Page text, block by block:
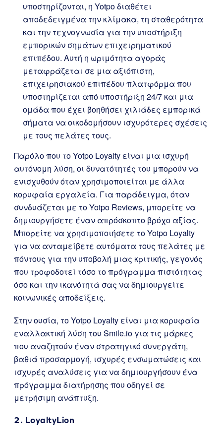
υποστηρίζονται, η Yotpo διαθέτει
αποδεδειγμένα την κλίμακα, τη σταθερότητα
και την τεχνογνωσία για την υποστήριξη
εμπορικών σημάτων επιχειρηματικού
επιπέδου. Αυτή η ωριμότητα αγοράς
μεταφράζεται σε μια αξιόπιστη,
επιχειρησιακού επιπέδου πλατφόρμα που
υποστηρίζεται από υποστήριξη 24/7 και μια
ομάδα που έχει βοηθήσει χιλιάδες εμπορικά
σήματα να οικοδομήσουν ισχυρότερες σχέσεις
με τους πελάτες τους.
Παρόλο που το Yotpo Loyalty είναι μια ισχυρή
αυτόνομη λύση, οι δυνατότητές του μπορούν να
ενισχυθούν όταν χρησιμοποιείται με άλλα
κορυφαία εργαλεία. Για παράδειγμα, όταν
συνδυάζεται με το Yotpo Reviews, μπορείτε να
δημιουργήσετε έναν απρόσκοπτο βρόχο αξίας.
Μπορείτε να χρησιμοποιήσετε το Yotpo Loyalty
για να ανταμείβετε αυτόματα τους πελάτες με
πόντους για την υποβολή μιας κριτικής, γεγονός
που τροφοδοτεί τόσο το πρόγραμμα πιστότητας
όσο και την ικανότητά σας να δημιουργείτε
κοινωνικές αποδείξεις.
Στην ουσία, το Yotpo Loyalty είναι μια κορυφαία
εναλλακτική λύση του Smile.io για τις μάρκες
που αναζητούν έναν στρατηγικό συνεργάτη,
βαθιά προσαρμογή, ισχυρές ενσωματώσεις και
ισχυρές αναλύσεις για να δημιουργήσουν ένα
πρόγραμμα διατήρησης που οδηγεί σε
μετρήσιμη ανάπτυξη.
2. LoyaltyLion